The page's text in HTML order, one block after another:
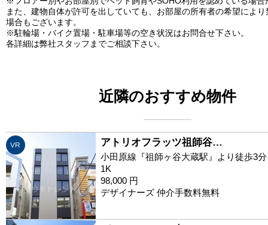
また、建物自体が許可を出していても、お部屋の所有者の希望によ
場合もございます。
※駐輪場・バイク置場・駐車場等の空き状況はお問合せ下さい。
各詳細は弊社スタッフまでご相談下さい。
近隣のおすすめ物件
VR アトリオフラッツ祖師谷…
小田原線『祖師ヶ谷大蔵駅』より徒歩3分
1K
98,000 円
デザイナーズ 仲介手数料無料